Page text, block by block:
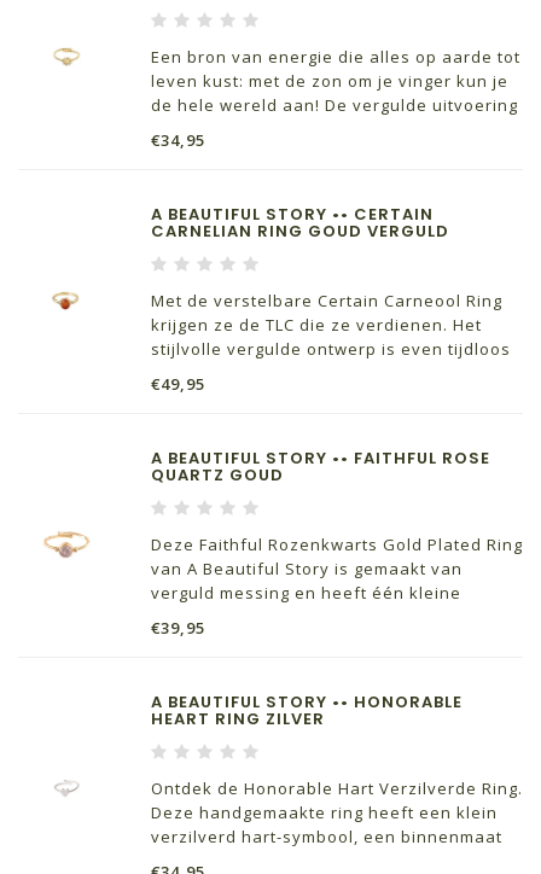
Een bron van energie die alles op aarde tot
leven kust: met de zon om je vinger kun je
de hele wereld aan! De vergulde uitvoering
makkelijk combineerbaar. Past bij elke stijl,
€34,95
A BEAUTIFUL STORY •• CERTAIN
CARNELIAN RING GOUD VERGULD
Met de verstelbare Certain Carneool Ring
krijgen ze de TLC die ze verdienen. Het
stijlvolle vergulde ontwerp is even tijdloos
edelsteen triggert je creativiteit en
€49,95
A BEAUTIFUL STORY •• FAITHFUL ROSE
QUARTZ GOUD
Deze Faithful Rozenkwarts Gold Plated Ring
van A Beautiful Story is gemaakt van
verguld messing en heeft één kleine
van de verstelbare ring is 16 millimeter.
€39,95
A BEAUTIFUL STORY •• HONORABLE
HEART RING ZILVER
Ontdek de Honorable Hart Verzilverde Ring.
Deze handgemaakte ring heeft een klein
verzilverd hart-symbool, een binnenmaat